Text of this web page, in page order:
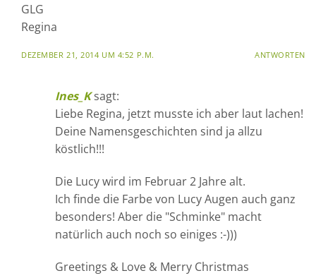
GLG
Regina
DEZEMBER 21, 2014 UM 4:52 P.M. ANTWORTEN
Ines_K sagt:
Liebe Regina, jetzt musste ich aber laut lachen!
Deine Namensgeschichten sind ja allzu
köstlich!!!
Die Lucy wird im Februar 2 Jahre alt.
Ich finde die Farbe von Lucy Augen auch ganz
besonders! Aber die "Schminke" macht
natürlich auch noch so einiges :-)))
Greetings & Love & Merry Christmas